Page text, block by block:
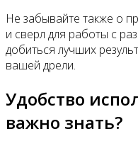
Не забывайте также о
и сверл для работы с
добиться лучших
вашей дрели.
Удобство
важно знать?